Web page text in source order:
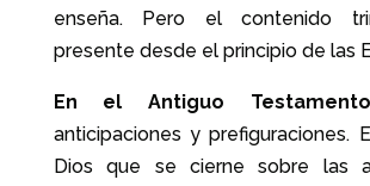
enseña. Pero el contenido
presente desde el principio de las
En el Antiguo Testamento
anticipaciones y prefiguraciones.
Dios que se cierne sobre las